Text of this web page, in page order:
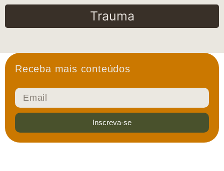
Trauma
Receba mais conteúdos
Inscreva-se